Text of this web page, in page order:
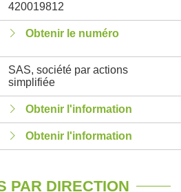
420019812
Obtenir le numéro
SAS, société par actions
simplifiée
Obtenir l'information
Obtenir l'information
PAR DIRECTION